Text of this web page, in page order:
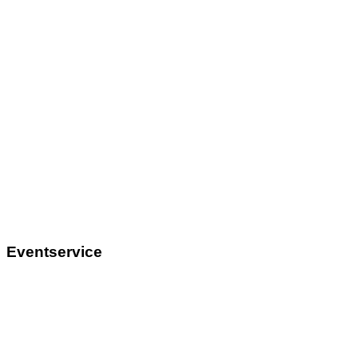
Eventservice